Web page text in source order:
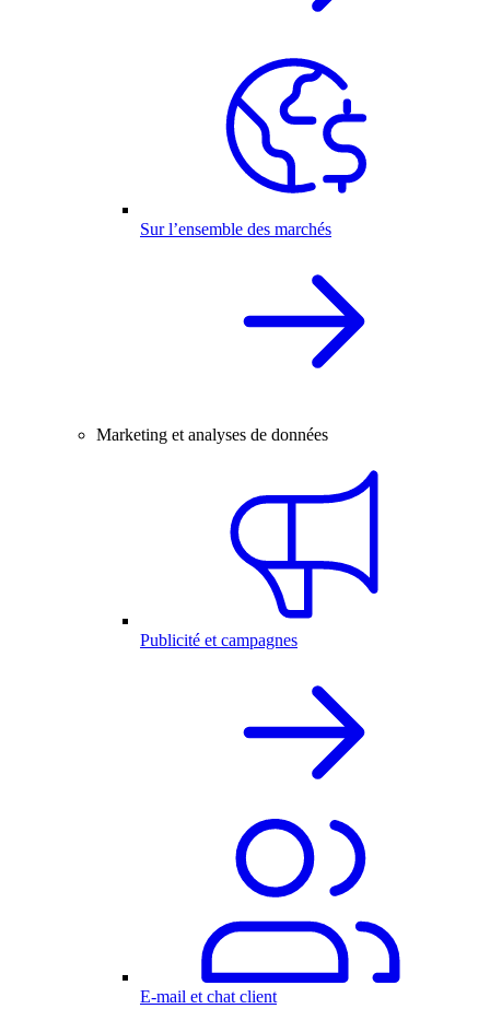
Sur l’ensemble des marchés
Marketing et analyses de données
Publicité et campagnes
E-mail et chat client